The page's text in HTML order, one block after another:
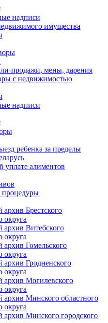
надписи
имущества
продажи, мены, дарения
с недвижимостью
надписи
ребенка за пределы
уплате алиментов
Брестского
округа
архив Витебского
округа
Гомельского
округа
Гродненского
округа
архив Могилевского
округа
архив Минского областного
округа
архив Минского городского